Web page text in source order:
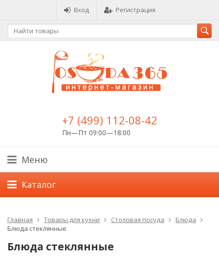
Вход Регистрация
+7 (499) 112-08-42
Пн—Пт 09:00—18:00
Меню
Каталог
Главная Товары для кухни Столовая посуда
Блюда
Блюда стеклянные
Блюда стеклянные